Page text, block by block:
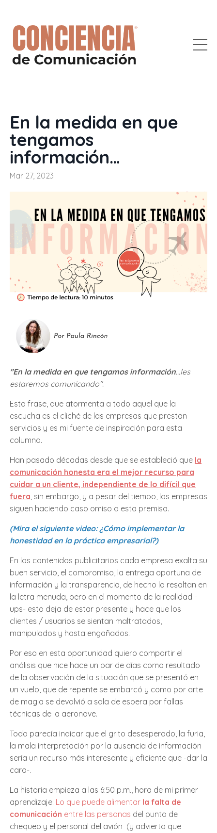
En la medida en que
tengamos
información…
Mar 27, 2023
"En la medida en que tengamos información…les
estaremos comunicando".
Esta frase, que atormenta a todo aquel que la
escucha es el cliché de las empresas que prestan
servicios y es mi fuente de inspiración para esta
columna.
Han pasado décadas desde que se estableció que la
comunicación honesta era el mejor recurso para
cuidar a un cliente, independiente de lo difícil que
fuera, sin embargo, y a pesar del tiempo, las empresas
siguen haciendo caso omiso a esta premisa.
(Mira el siguiente video: ¿Cómo implementar la
honestidad en la práctica empresarial?)
En los contenidos publicitarios cada empresa exalta su
buen servicio, el compromiso, la entrega oportuna de
información y la transparencia, de hecho lo resaltan en
la letra menuda, pero en el momento de la realidad -
ups- esto deja de estar presente y hace que los
clientes / usuarios se sientan maltratados,
manipulados y hasta engañados.
Por eso en esta oportunidad quiero compartir el
análisis que hice hace un par de días como resultado
de la observación de la situación que se presentó en
un vuelo, que de repente se embarcó y como por arte
de magia se devolvió a sala de espera por fallas
técnicas de la aeronave.
Todo parecía indicar que el grito desesperado, la furia,
la mala interpretación por la ausencia de información
sería un recurso más interesante y eficiente que -dar la
cara-.
La historia empieza a las 6:50 p.m., hora de mi primer
aprendizaje: Lo que puede alimentar la falta de
comunicación entre las personas del punto de
chequeo y el personal del avión (y advierto que